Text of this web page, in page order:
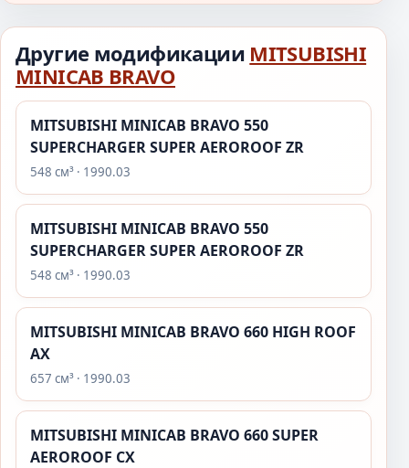
Другие модификации MITSUBISHI
MINICAB BRAVO
MITSUBISHI MINICAB BRAVO 550
SUPERCHARGER SUPER AEROROOF ZR
548 см³ · 1990.03
MITSUBISHI MINICAB BRAVO 550
SUPERCHARGER SUPER AEROROOF ZR
548 см³ · 1990.03
MITSUBISHI MINICAB BRAVO 660 HIGH ROOF
AX
657 см³ · 1990.03
MITSUBISHI MINICAB BRAVO 660 SUPER
AEROROOF CX